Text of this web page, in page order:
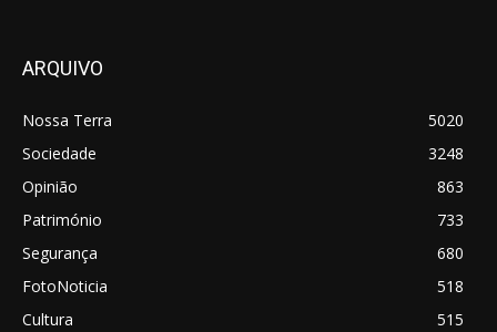
ARQUIVO
Nossa Terra
5020
Sociedade
3248
Opinião
863
Património
733
Segurança
680
FotoNoticia
518
Cultura
515